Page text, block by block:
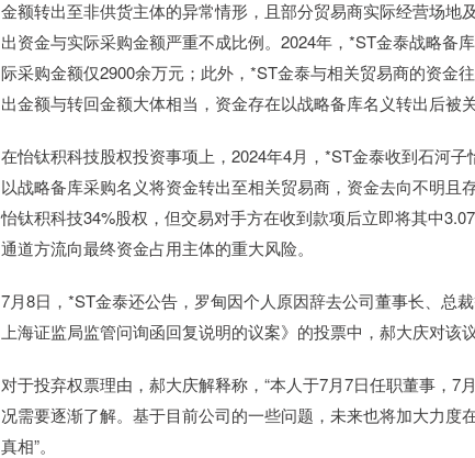
金额转出至非供货主体的异常情形，且部分贸易商实际经营场
出资金与实际采购金额严重不成比例。2024年，*ST金泰战略备
际采购金额仅2900余万元；此外，*ST金泰与相关贸易商的资金
出金额与转回金额大体相当，资金存在以战略备库名义转出后被
在怡钛积科技股权投资事项上，2024年4月，*ST金泰收到石河
以战略备库采购名义将资金转出至相关贸易商，资金去向不明且
怡钛积科技34%股权，但交易对手方在收到款项后立即将其中
通道方流向最终资金占用主体的重大风险。
7月8日，*ST金泰还公告，罗甸因个人原因辞去公司董事长、总
上海证监局监管问询函回复说明的议案》的投票中，郝大庆对该
对于投弃权票理由，郝大庆解释称，“本人于7月7日任职董事，
况需要逐渐了解。基于目前公司的一些问题，未来也将加大力
真相”。